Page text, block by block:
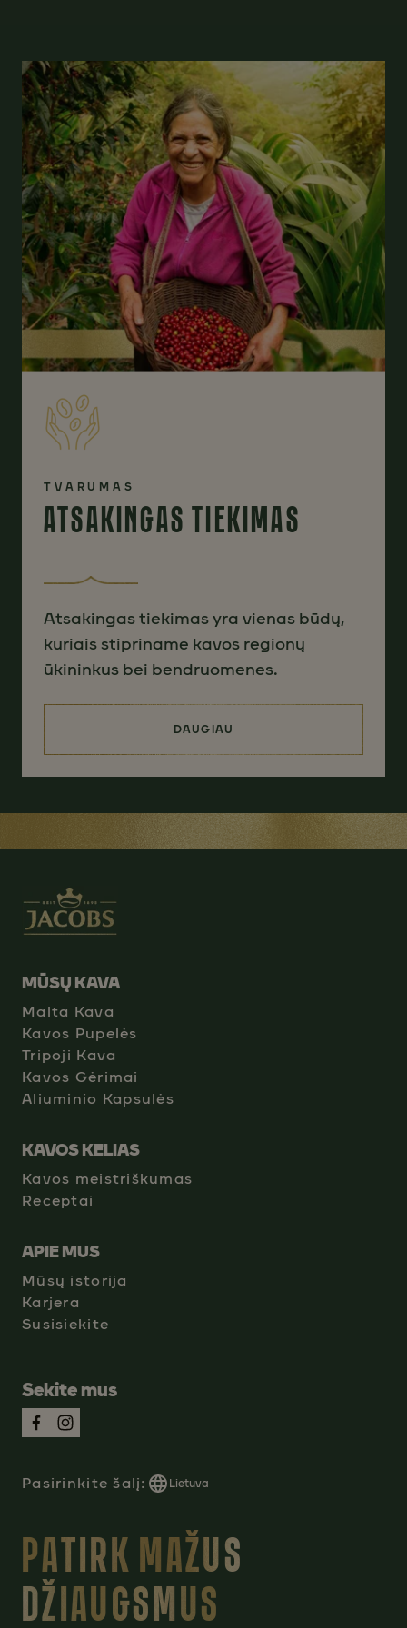
TVARUMAS
ATSAKINGAS TIEKIMAS
Atsakingas tiekimas yra vienas būdų,
kuriais stipriname kavos regionų
ūkininkus bei bendruomenes.
DAUGIAU
MŪSŲ KAVA
Malta Kava
Kavos Pupelės
Tripoji Kava
Kavos Gėrimai
Aliuminio Kapsulės
KAVOS KELIAS
Kavos meistriškumas
Receptai
APIE MUS
Mūsų istorija
Karjera
Susisiekite
Sekite mus
Pasirinkite šalį: Lietuva
PATIRK MAŽUS
DŽIAUGSMUS